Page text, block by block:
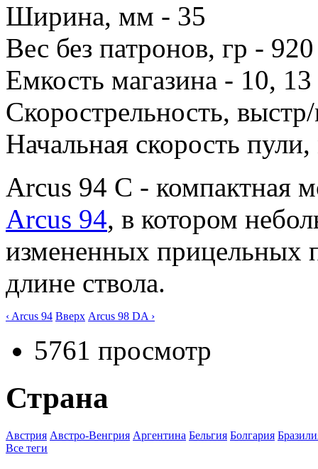
Ширина, мм - 35
Вес без патронов, гр - 920
Емкость магазина - 10, 13
Скорострельность,
Начальная скорость
Arcus 94 С - компактная
Arcus 94, в котором
измененных прицельных
длине ствола.
‹ Arcus 94 Вверх Arcus 98 DA ›
5761 просмотр
Страна
Австрия Австро-Венгрия Аргентина Бельгия Болгария
Все теги